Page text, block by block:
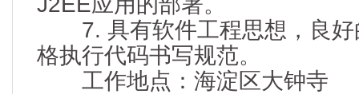
7. 具有软件工程思想，良好
格执行代码书写规范。
工作地点：海淀区大钟寺